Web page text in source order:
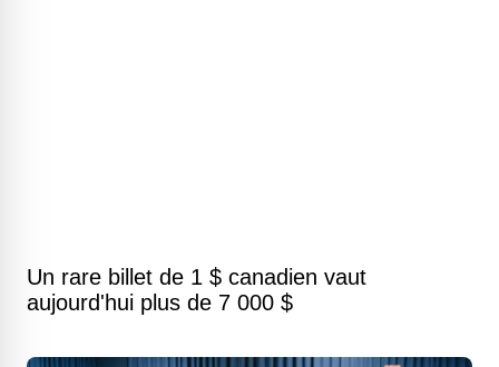
Un rare billet de 1 $ canadien vaut
aujourd'hui plus de 7 000 $